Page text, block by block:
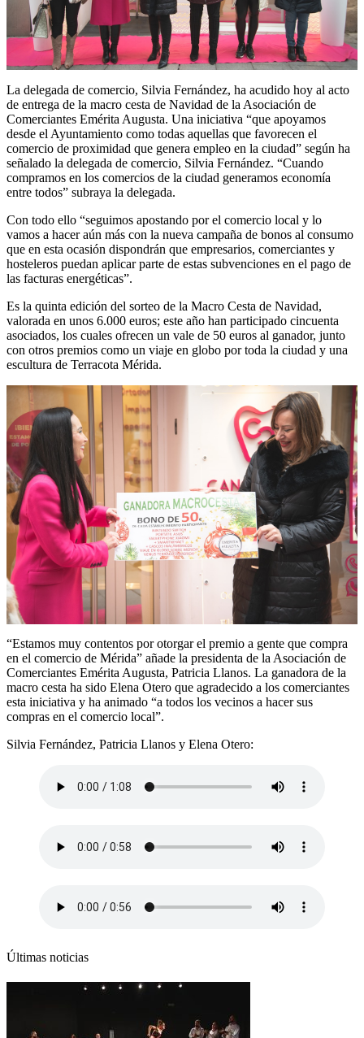
La delegada de comercio, Silvia Fernández, ha acudido hoy al acto
de entrega de la macro cesta de Navidad de la Asociación de
Comerciantes Emérita Augusta. Una iniciativa “que apoyamos
desde el Ayuntamiento como todas aquellas que favorecen el
comercio de proximidad que genera empleo en la ciudad” según ha
señalado la delegada de comercio, Silvia Fernández. “Cuando
compramos en los comercios de la ciudad generamos economía
entre todos” subraya la delegada.
Con todo ello “seguimos apostando por el comercio local y lo
vamos a hacer aún más con la nueva campaña de bonos al consumo
que en esta ocasión dispondrán que empresarios, comerciantes y
hosteleros puedan aplicar parte de estas subvenciones en el pago de
las facturas energéticas”.
Es la quinta edición del sorteo de la Macro Cesta de Navidad,
valorada en unos 6.000 euros; este año han participado cincuenta
asociados, los cuales ofrecen un vale de 50 euros al ganador, junto
con otros premios como un viaje en globo por toda la ciudad y una
escultura de Terracota Mérida.
“Estamos muy contentos por otorgar el premio a gente que compra
en el comercio de Mérida” añade la presidenta de la Asociación de
Comerciantes Emérita Augusta, Patricia Llanos. La ganadora de la
macro cesta ha sido Elena Otero que agradecido a los comerciantes
esta iniciativa y ha animado “a todos los vecinos a hacer sus
compras en el comercio local”.
Silvia Fernández, Patricia Llanos y Elena Otero:
Últimas noticias